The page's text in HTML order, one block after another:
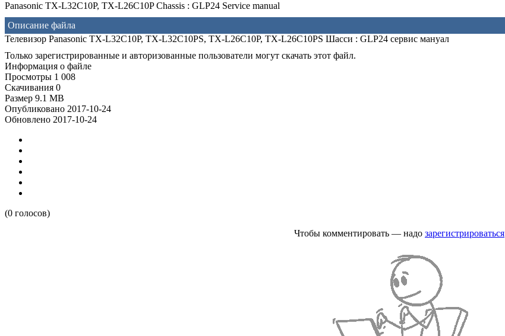
Panasonic TX-L32C10P, TX-L26C10P Chassis : GLP24 Service manual
Описание файла
Телевизор Panasonic TX-L32C10P, TX-L32C10PS, TX-L26C10P, TX-L26C10PS Шасси : GLP24 сервис мануал
Только зарегистрированные и авторизованные пользователи могут скачать этот файл.
Информация о файле
Просмотры 1 008
Скачивания 0
Размер 9.1 MB
Опубликовано 2017-10-24
Обновлено 2017-10-24
(0 голосов)
Чтобы комментировать — надо зарегистрироваться